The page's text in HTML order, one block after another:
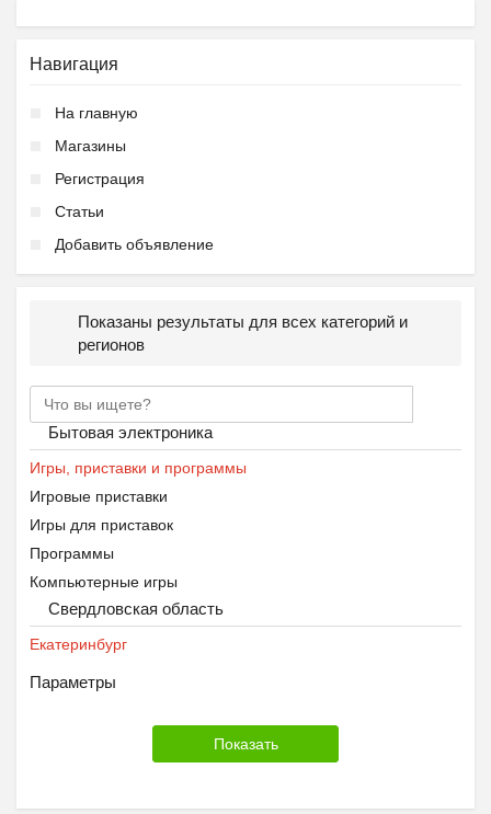
Навигация
На главную
Магазины
Регистрация
Статьи
Добавить объявление
Показаны результаты для всех категорий и
регионов
Бытовая электроника
Игры, приставки и программы
Игровые приставки
Игры для приставок
Программы
Компьютерные игры
Свердловская область
Екатеринбург
Параметры